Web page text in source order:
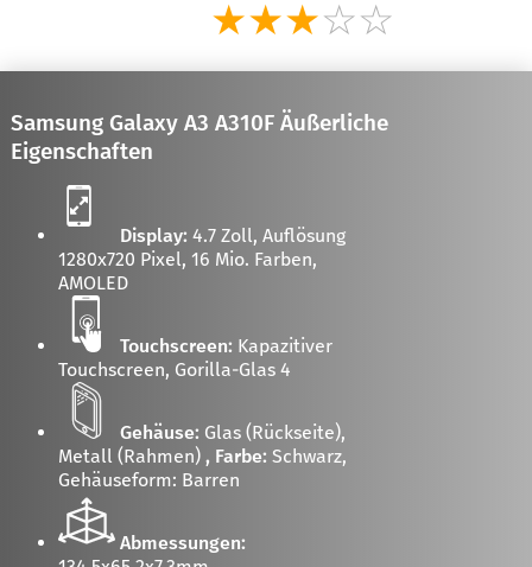
★★★☆☆
Samsung Galaxy A3 A310F Äußerliche
Eigenschaften
Display: 4.7 Zoll, Auflösung
1280x720 Pixel, 16 Mio. Farben,
AMOLED
Touchscreen: Kapazitiver
Touchscreen, Gorilla-Glas 4
Gehäuse: Glas (Rückseite),
Metall (Rahmen) , Farbe: Schwarz,
Gehäuseform: Barren
Abmessungen: